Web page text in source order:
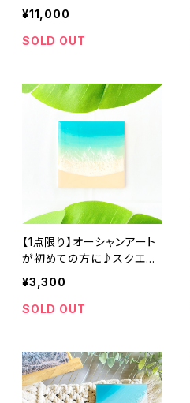
(F0サイズ 18cm × 14cm)
オーシャンアート エポキシ
樹脂 インテリア おしゃれ 波
¥11,000
SOLD OUT
【1点限り】オーシャンアート
が初めての方に♪スクエア
ミニアート ヨロンブルー (1
0cm × 10cm)レジンアート
エポキシ樹脂 インテリア お
記念日
¥3,300
SOLD OUT